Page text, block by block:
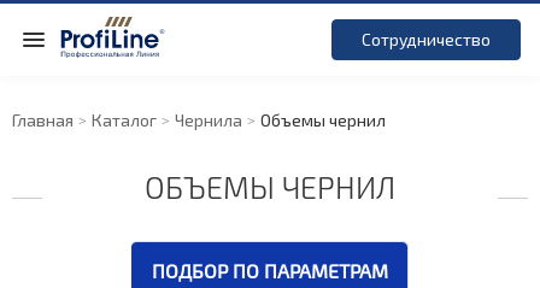
Сотрудничество
Главная Каталог Чернила Объемы чернил
ОБЪЕМЫ ЧЕРНИЛ
ПОДБОР ПО ПАРАМЕТРАМ